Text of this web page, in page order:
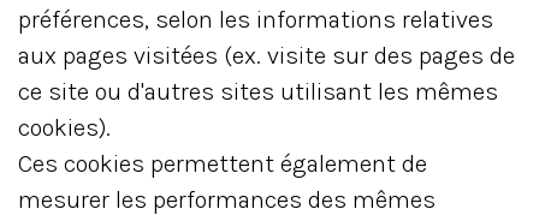
préférences, selon les informations relatives
aux pages visitées (ex. visite sur des pages de
ce site ou d'autres sites utilisant les mêmes
cookies).
Ces cookies permettent également de
mesurer les performances des mêmes